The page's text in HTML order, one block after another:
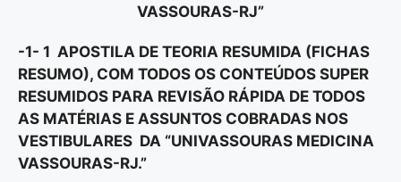
VASSOURAS-RJ”
-1- 1 APOSTILA DE TEORIA RESUMIDA (FICHAS
RESUMO), COM TODOS OS CONTEÚDOS SUPER
RESUMIDOS PARA REVISÃO RÁPIDA DE TODOS
AS MATÉRIAS E ASSUNTOS COBRADAS NOS
VESTIBULARES DA “UNIVASSOURAS MEDICINA
VASSOURAS-RJ.”